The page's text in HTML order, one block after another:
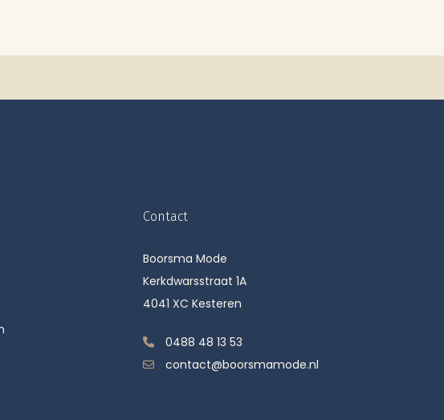
Contact
Boorsma Mode
Kerkdwarsstraat 1A
4041 XC Kesteren
0488 48 13 53
contact@boorsmamode.nl